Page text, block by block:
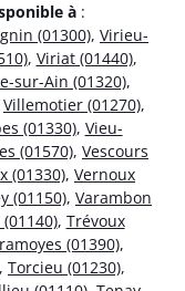
à :
(01300), Virieu-
, Viriat (01440),
sur-Ain (01320),
Villemotier (01270),
(01330), Vieu-
(01570), Vescours
(01330), Vernoux
(01150), Varambon
, Trévoux
(01390),
, Torcieu (01230),